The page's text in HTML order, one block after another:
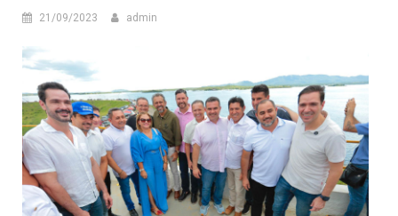
21/09/2023 admin